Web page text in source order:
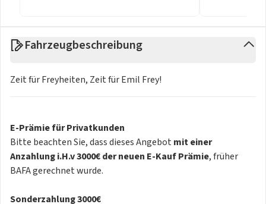
Fahrzeugbeschreibung
Zeit für Freyheiten, Zeit für Emil Frey!
E-Prämie für Privatkunden
Bitte beachten Sie, dass dieses Angebot mit einer
Anzahlung i.H.v 3000€ der neuen E-Kauf Prämie, früher
BAFA gerechnet wurde.
Sonderzahlung 3000€